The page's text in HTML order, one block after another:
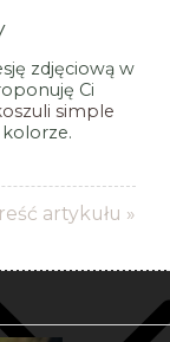
zdjęciową w
Ci
simple
artykułu »